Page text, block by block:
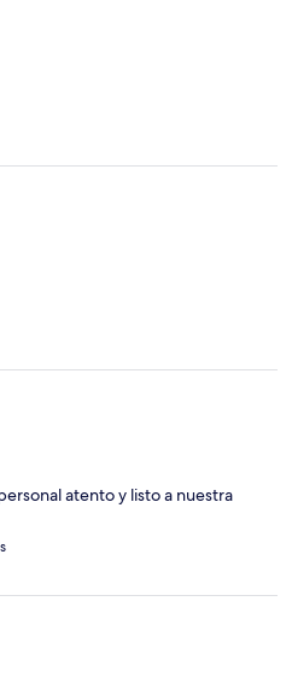
atento y listo a nuestra